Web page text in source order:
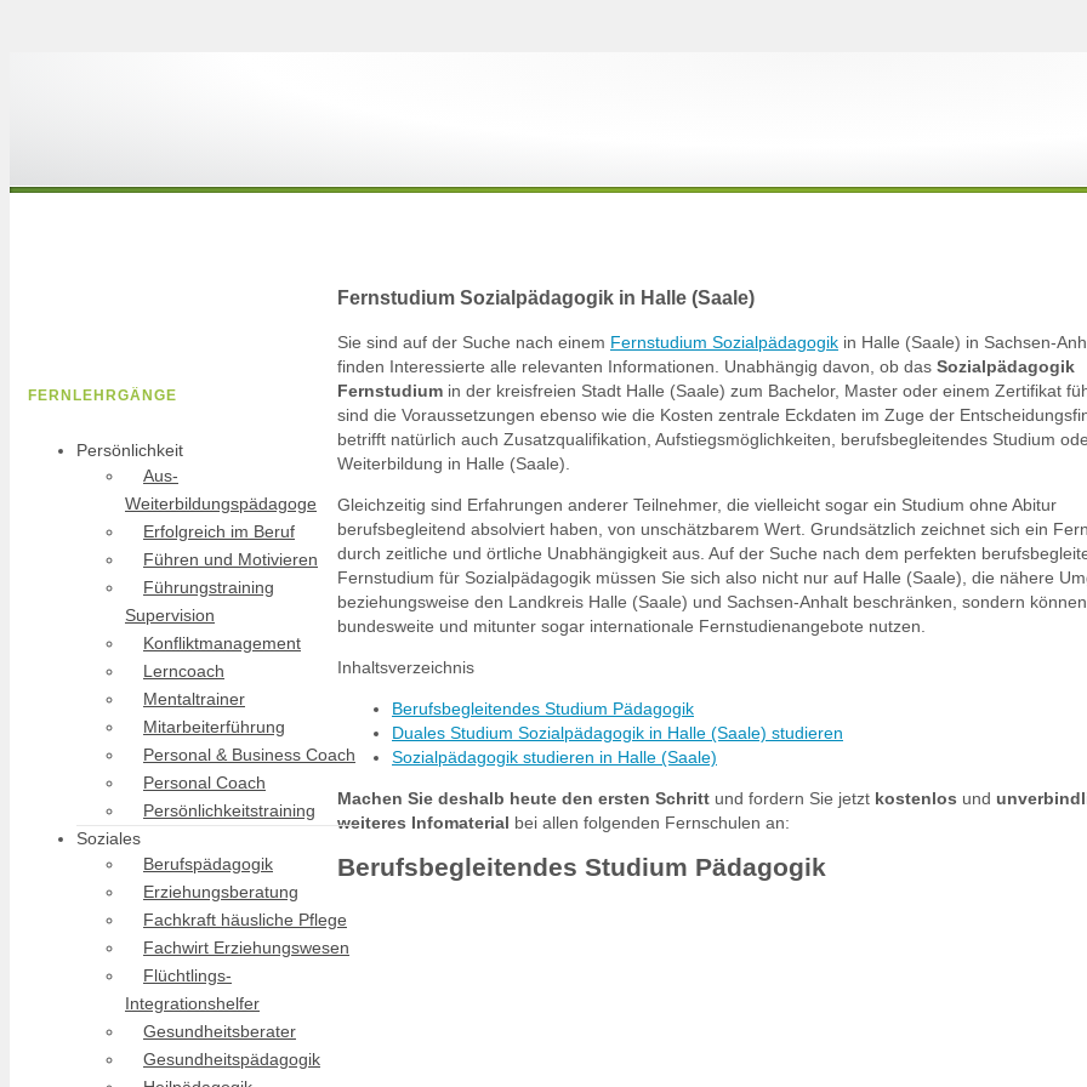
Fernstudium Sozialpädagogik in Halle (Saale)
Sie sind auf der Suche nach einem Fernstudium Sozialpädagogik in Halle (Saale) in Sachsen-
finden Interessierte alle relevanten Informationen. Unabhängig davon, ob das Sozialpädagogik
Fernstudium in der kreisfreien Stadt Halle (Saale) zum Bachelor, Master oder einem Zertifikat
sind die Voraussetzungen ebenso wie die Kosten zentrale Eckdaten im Zuge der
betrifft natürlich auch Zusatzqualifikation, Aufstiegsmöglichkeiten, berufsbegleitendes Studium
Weiterbildung in Halle (Saale).
Gleichzeitig sind Erfahrungen anderer Teilnehmer, die vielleicht sogar ein Studium ohne Abitur
berufsbegleitend absolviert haben, von unschätzbarem Wert. Grundsätzlich zeichnet sich ein
durch zeitliche und örtliche Unabhängigkeit aus. Auf der Suche nach dem perfekten
Fernstudium für Sozialpädagogik müssen Sie sich also nicht nur auf Halle (Saale), die nähere
beziehungsweise den Landkreis Halle (Saale) und Sachsen-Anhalt beschränken, sondern können
bundesweite und mitunter sogar internationale Fernstudienangebote nutzen.
Inhaltsverzeichnis
Berufsbegleitendes Studium Pädagogik
Duales Studium Sozialpädagogik in Halle (Saale) studieren
Sozialpädagogik studieren in Halle (Saale)
Machen Sie deshalb heute den ersten Schritt und fordern Sie jetzt kostenlos und
weiteres Infomaterial bei allen folgenden Fernschulen an:
Berufsbegleitendes Studium Pädagogik
FERNLEHRGÄNGE
Persönlichkeit
Aus-
Weiterbildungspädagoge
Erfolgreich im Beruf
Führen und Motivieren
Führungstraining
Supervision
Konfliktmanagement
Lerncoach
Mentaltrainer
Mitarbeiterführung
Personal & Business Coach
Personal Coach
Persönlichkeitstraining
Soziales
Berufspädagogik
Erziehungsberatung
Fachkraft häusliche Pflege
Fachwirt Erziehungswesen
Flüchtlings-
Integrationshelfer
Gesundheitsberater
Gesundheitspädagogik